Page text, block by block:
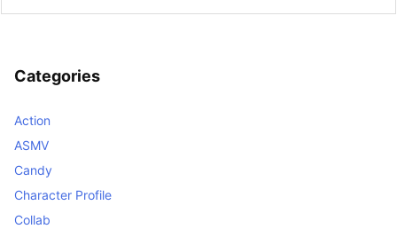
Categories
Action
ASMV
Candy
Character Profile
Collab